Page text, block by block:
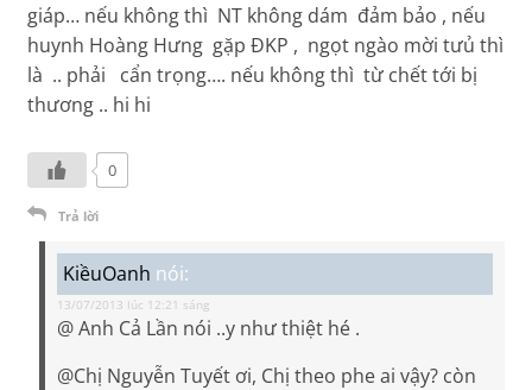
giáp… nếu không thì NT không dám đảm bảo , nếu
huynh Hoàng Hưng gặp ĐKP , ngọt ngào mời tưủ thì
là .. phải cẩn trọng…. nếu không thì từ chết tới bị
thương .. hi hi
0
Trả lời
KiềuOanh nói:
13/07/2013 lúc 12:21 sáng
@ Anh Cả Lần nói ..y như thiệt hé .
@Chị Nguyễn Tuyết ơi, Chị theo phe ai vậy? còn